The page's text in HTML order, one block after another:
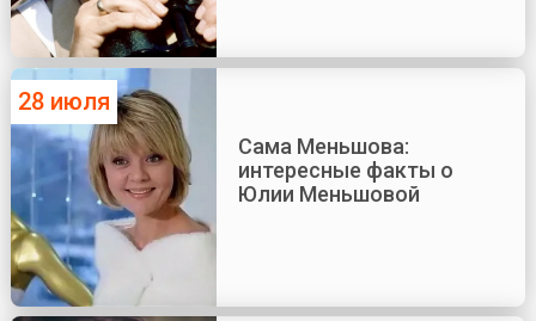
28 июля
Сама Меньшова:
интересные факты о
Юлии Меньшовой